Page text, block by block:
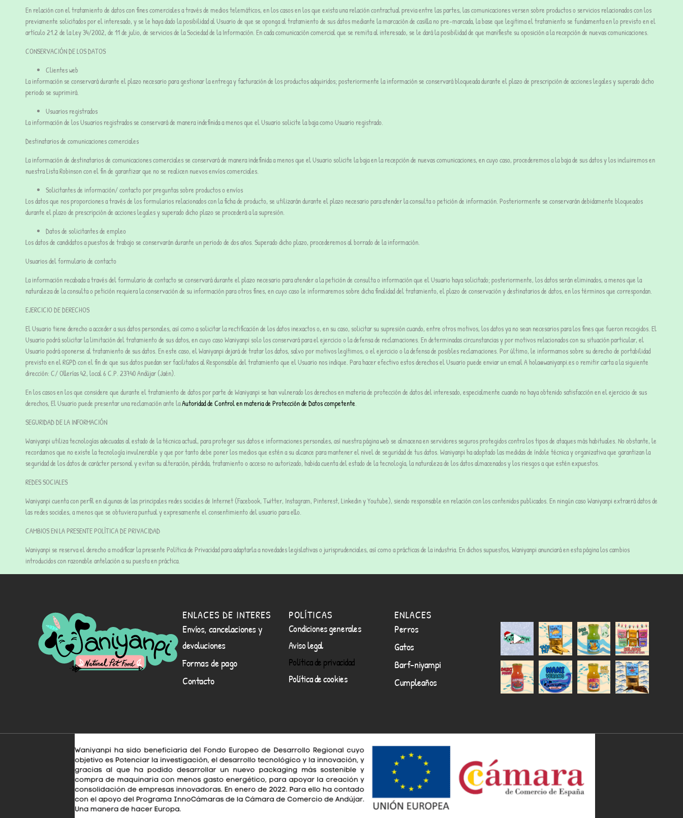
En relación con el tratamiento de datos con fines comerciales a través de medios telemáticos, en los casos en los que exista una relación contractual previa entre las partes, las comunicaciones versen sobre productos o servicios relacionados con los
previamente solicitados por el interesado, y se le haya dado la posibilidad al Usuario de que se oponga al tratamiento de sus datos mediante la marcación de casilla no pre-marcada, la base que legitima el tratamiento se fundamenta en lo previsto en el
artículo 21.2 de la Ley 34/2002, de 11 de julio, de servicios de la Sociedad de la Información. En cada comunicación comercial que se remita al interesado, se le dará la posibilidad de que manifieste su oposición a la recepción de nuevas comunicaciones.
CONSERVACIÓN DE LOS DATOS
Clientes web
La información se conservará durante el plazo necesario para gestionar la entrega y facturación de los productos adquiridos; posteriormente la información se conservará bloqueada durante el plazo de prescripción de acciones legales y superado dicho
periodo se suprimirá.
Usuarios registrados
La información de los Usuarios registrados se conservará de manera indefinida a menos que el Usuario solicite la baja como Usuario registrado.
Destinatarios de comunicaciones comerciales
La información de destinatarios de comunicaciones comerciales se conservará de manera indefinida a menos que el Usuario solicite la baja en la recepción de nuevas comunicaciones, en cuyo caso, procederemos a la baja de sus datos y los incluiremos en
nuestra Lista Robinson con el fin de garantizar que no se realicen nuevos envíos comerciales.
Solicitantes de información/ contacto por preguntas sobre productos o envíos
Los datos que nos proporciones a través de los formularios relacionados con la ficha de producto, se utilizarán durante el plazo necesario para atender la consulta o petición de información. Posteriormente se conservarán debidamente bloqueados
durante el plazo de prescripción de acciones legales y superado dicho plazo se procederá a la supresión.
Datos de solicitantes de empleo
Los datos de candidatos a puestos de trabajo se conservarán durante un periodo de dos años. Superado dicho plazo, procederemos al borrado de la información.
Usuarios del formulario de contacto
La información recabada a través del formulario de contacto se conservará durante el plazo necesario para atender a la petición de consulta o información que el Usuario haya solicitado; posteriormente, los datos serán eliminados, a menos que la
naturaleza de la consulta o petición requiera la conservación de su información para otros fines, en cuyo caso le informaremos sobre dicha finalidad del tratamiento, el plazo de conservación y destinatarios de datos, en los términos que correspondan.
EJERCICIO DE DERECHOS
El Usuario tiene derecho a acceder a sus datos personales, así como a solicitar la rectificación de los datos inexactos o, en su caso, solicitar su supresión cuando, entre otros motivos, los datos ya no sean necesarios para los fines que fueron recogidos. El
Usuario podrá solicitar la limitación del tratamiento de sus datos, en cuyo caso Waniyanpi solo los conservará para el ejercicio o la defensa de reclamaciones. En determinadas circunstancias y por motivos relacionados con su situación particular, el
Usuario podrá oponerse al tratamiento de sus datos. En este caso, el Waniyanpi dejará de tratar los datos, salvo por motivos legítimos, o el ejercicio o la defensa de posibles reclamaciones. Por último, le informamos sobre su derecho de portabilidad
previsto en el RGPD con el fin de que sus datos puedan ser facilitados al Responsable del tratamiento que el Usuario nos indique. Para hacer efectivo estos derechos el Usuario puede enviar un email A hola@waniyanpi.es o remitir carta a la siguiente
dirección: C/ Ollerías 42, local 6 C.P. 23740 Andújar (Jaén).
En los casos en los que considere que durante el tratamiento de datos por parte de Waniyanpi se han vulnerado los derechos en materia de protección de datos del interesado, especialmente cuando no haya obtenido satisfacción en el ejercicio de sus
derechos, El Usuario puede presentar una reclamación ante laAutoridad de Control en materia de Protección de Datos competente.
SEGURIDAD DE LA INFORMACIÓN
Waniyanpi utiliza tecnologías adecuadas al estado de la técnica actual, para proteger sus datos e informaciones personales, así nuestra página web se almacena en servidores seguros protegidos contra los tipos de ataques más habituales. No obstante, le
recordamos que no existe la tecnología invulnerable y que por tanto debe poner los medios que estén a su alcance para mantener el nivel de seguridad de tus datos. Waniyanpi ha adoptado las medidas de índole técnica y organizativa que garantizan la
seguridad de los datos de carácter personal y evitan su alteración, pérdida, tratamiento o acceso no autorizado, habida cuenta del estado de la tecnología, la naturaleza de los datos almacenados y los riesgos a que estén expuestos.
REDES SOCIALES
Waniyanpi cuenta con perfil en algunas de las principales redes sociales de Internet (Facebook, Twitter, Instagram, Pinterest, Linkedin y Youtube), siendo responsable en relación con los contenidos publicados. En ningún caso Waniyanpi extraerá datos de
las redes sociales, a menos que se obtuviera puntual y expresamente el consentimiento del usuario para ello.
CAMBIOS EN LA PRESENTE POLÍTICA DE PRIVACIDAD
Waniyanpi se reserva el derecho a modificar la presente Política de Privacidad para adaptarla a novedades legislativas o jurisprudenciales, así como a prácticas de la industria. En dichos supuestos, Waniyanpi anunciará en esta página los cambios
introducidos con razonable antelación a su puesta en práctica.
ENLACES DE INTERES
Envíos, cancelaciones y
devoluciones
Formas de pago
Contacto
POLÍTICAS
Condiciones generales
Aviso legal
Política de privacidad
Política de cookies
ENLACES
Perros
Gatos
Barf-niyampi
Cumpleaños